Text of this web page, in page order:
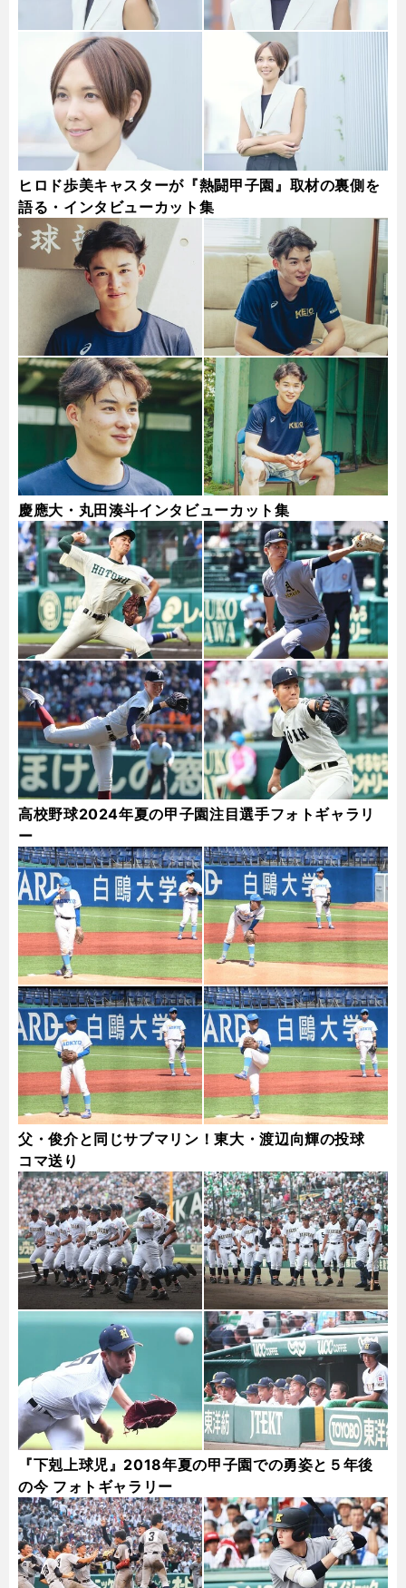
ヒロド歩美キャスターが『熱闘甲子園』取材の裏側を
語る・インタビューカット集
慶應大・丸田湊斗インタビューカット集
高校野球2024年夏の甲子園注目選手フォトギャラリ
ー
父・俊介と同じサブマリン！東大・渡辺向輝の投球
コマ送り
『下剋上球児』2018年夏の甲子園での勇姿と５年後
の今 フォトギャラリー